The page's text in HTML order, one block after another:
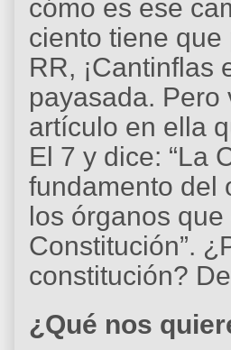
cómo es ese
ciento tiene
RR, ¡Cantinflas
payasada.
artículo en ella
El 7 y dice: “La
fundamento del
los órganos
Constitución”.
constitución?
¿Qué nos